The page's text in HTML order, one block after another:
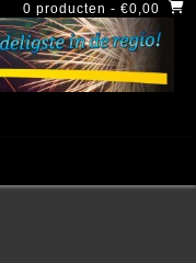
0 producten - €0,00